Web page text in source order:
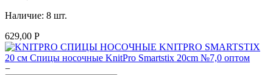
Наличие: 8 шт.
629,00 Р
−